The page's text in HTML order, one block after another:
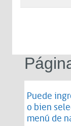
Puede
o bien
menú de